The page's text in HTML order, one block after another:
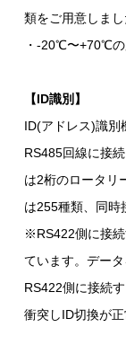
類をご用意しま
・-20℃〜+70℃
【ID識別】
ID(アドレス)識
RS485回線に接
は2桁のロータリ
は255種類、同時
※RS422側に接続
ています。デー
RS422側に接続
衝突しID切換が